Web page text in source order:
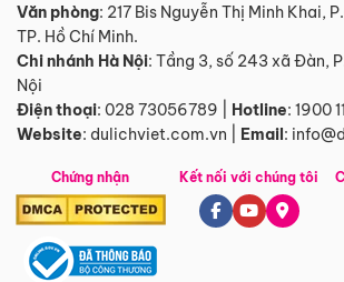
Văn phòng: 217 Bis Nguyễn Thị Minh Khai,
TP. Hồ Chí Minh.
Chi nhánh Hà Nội: Tầng 3, số 243 xã Đàn,
Nội
Điện thoại: 028 73056789 Hotline: 1900
Website: dulichviet.com.vn Email:
Chứng nhận Kết nối với chúng tôi